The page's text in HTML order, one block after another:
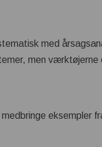
med
men værktøjerne
eksempler